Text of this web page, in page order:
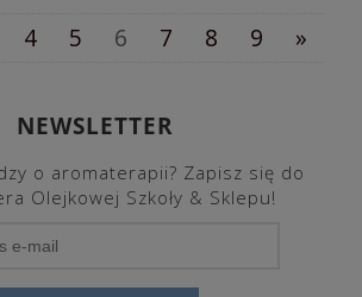
4 5 6 7 8 9 »
NEWSLETTER
o aromaterapii? Zapisz się do
Olejkowej Szkoły & Sklepu!